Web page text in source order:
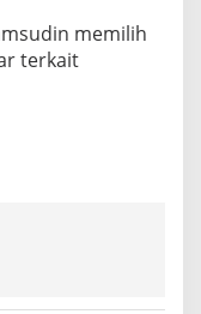
memilih
terkait